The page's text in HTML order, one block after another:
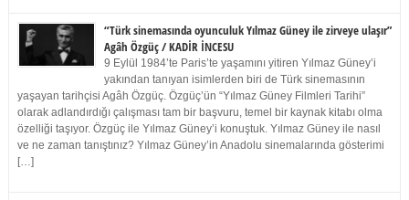
“Türk sinemasında oyunculuk Yılmaz Güney ile zirveye ulaşır”
Agâh Özgüç / KADİR İNCESU
9 Eylül 1984’te Paris’te yaşamını yitiren Yılmaz Güney’i
yakından tanıyan isimlerden biri de Türk sinemasının
yaşayan tarihçisi Agâh Özgüç. Özgüç’ün “Yılmaz Güney Filmleri Tarihi”
olarak adlandırdığı çalışması tam bir başvuru, temel bir kaynak kitabı olma
özelliği taşıyor. Özgüç ile Yılmaz Güney’i konuştuk. Yılmaz Güney ile nasıl
ve ne zaman tanıştınız? Yılmaz Güney’in Anadolu sinemalarında gösterimi
[…]